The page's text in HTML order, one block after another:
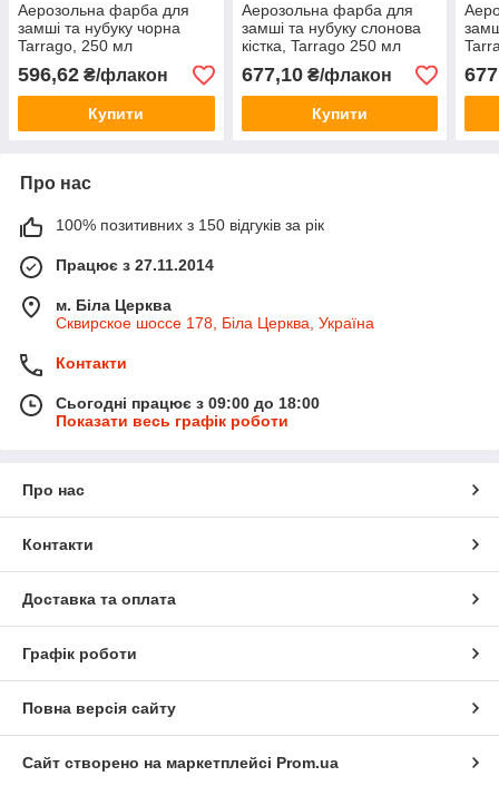
Аерозольна фарба для
замші та нубуку чорна
Tarrago, 250 мл
596,62 ₴/флакон
Купити
Аерозольна фарба для
замші та нубуку слонова
кістка, Tarrago 250 мл
677,10₴/флакон
Купити
Про нас
100% позитивних з 150 відгуків за рік
Працює з 27.11.2014
м. Біла Церква
Сквирское шоссе 178, Біла Церква, Україна
Контакти
Сьогодні працює з 09:00 до 18:00
Показати весь графік роботи
Про нас
Контакти
Доставка та оплата
Графік роботи
Повна версія сайту
Сайт створено на маркетплейсі Prom.ua